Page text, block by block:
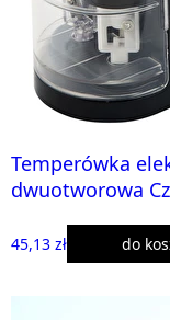
Temperówka
dwuotworowa
45,13 zł do